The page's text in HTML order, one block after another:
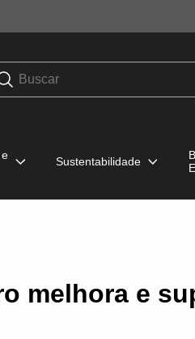
Sustentabilidade
melhora e